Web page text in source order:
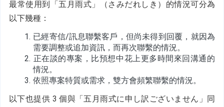
最常使用到「五月雨式」（さみだれしき）的情況可分為
以下幾種：
已經寄信/訊息聯繫客戶，但尚未得到回覆，就因為
需要調整或追加資訊，而再次聯繫的情況。
正在談的專案，比預想中花上更多時間來回溝通的
情況。
依照專案特質或需求，雙方會頻繁聯繫的情況。
以下也提供 3 個與「五月雨式に申し訳ございません」同